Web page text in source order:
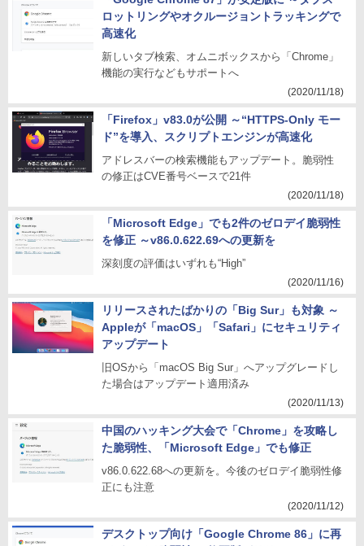
ロットリングやオクルージョントラッキングで
高速化
新しいタブ検索、オムニボックスから「Chrome」
機能の実行などもサポートへ
(2020/11/18)
「Firefox」v83.0が公開 ～“HTTPS-Only モー
ド”を導入、スクリプトエンジンが高速化
アドレスバーの検索機能もアップデート。脆弱性
の修正はCVE番号ベースで21件
(2020/11/18)
「Microsoft Edge」でも2件のゼロデイ脆弱性
を修正 ～v86.0.622.69への更新を
深刻度の評価はいずれも“High”
(2020/11/16)
リリースされたばかりの「Big Sur」も対象 ～
Appleが「macOS」「Safari」にセキュリティ
アップデート
旧OSから「macOS Big Sur」へアップグレードし
た場合はアップデート適用済み
(2020/11/13)
中国のハッキング大会で「Chrome」を攻略し
た脆弱性、「Microsoft Edge」でも修正
v86.0.622.68への更新を。今後のゼロデイ脆弱性修
正にも注意
(2020/11/12)
デスクトップ向け「Google Chrome 86」に再